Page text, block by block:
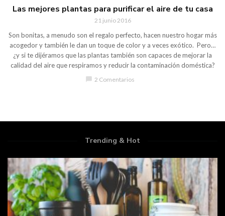
Las mejores plantas para purificar el aire de tu casa
21 junio 2016
Son bonitas, a menudo son el regalo perfecto, hacen nuestro hogar más
acogedor y también le dan un toque de color y a veces exótico. Pero…
¿y si te dijéramos que las plantas también son capaces de mejorar la
calidad del aire que respiramos y reducir la contaminación doméstica?
chat_bubble 2 Comentarios
Trending & Hot